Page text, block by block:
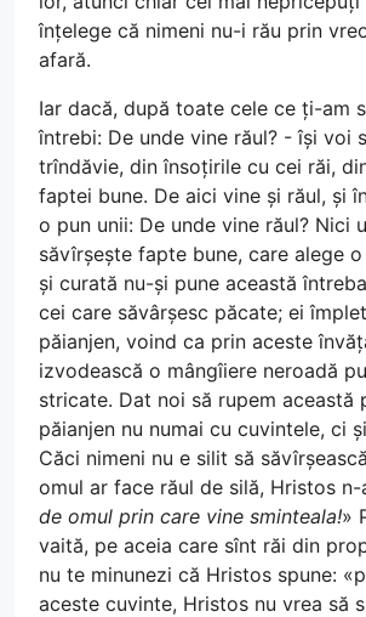
înțelege că nimeni nu-i rău prin
afară.
Iar dacă, după toate cele ce ți-am
întrebi: De unde vine răul? - își voi
trîndăvie, din însoțirile cu cei răi,
faptei bune. De aici vine și răul, și
o pun unii: De unde vine răul? Nici
săvîrșește fapte bune, care alege
și curată nu-și pune această
cei care săvârșesc păcate; ei
păianjen, voind ca prin aceste
izvodească o mângîiere neroadă
stricate. Dat noi să rupem această
păianjen nu numai cu cuvintele, ci
Căci nimeni nu e silit să
omul ar face răul de silă, Hristos n-
de omul prin care vine sminteala!»
vaită, pe aceia care sînt răi din
nu te minunezi că Hristos spune:
aceste cuvinte, Hristos nu vrea să